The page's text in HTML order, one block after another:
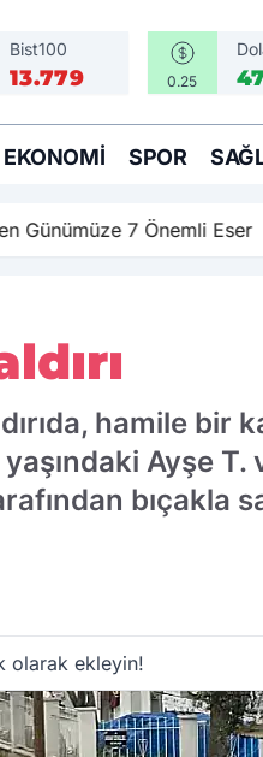
Bist100
13.779 0.25
EKONOMI SPOR
Günümüze 7 Önemli Eser
hamile bir
Ayşe T.
bıçakla
olarak ekleyin!